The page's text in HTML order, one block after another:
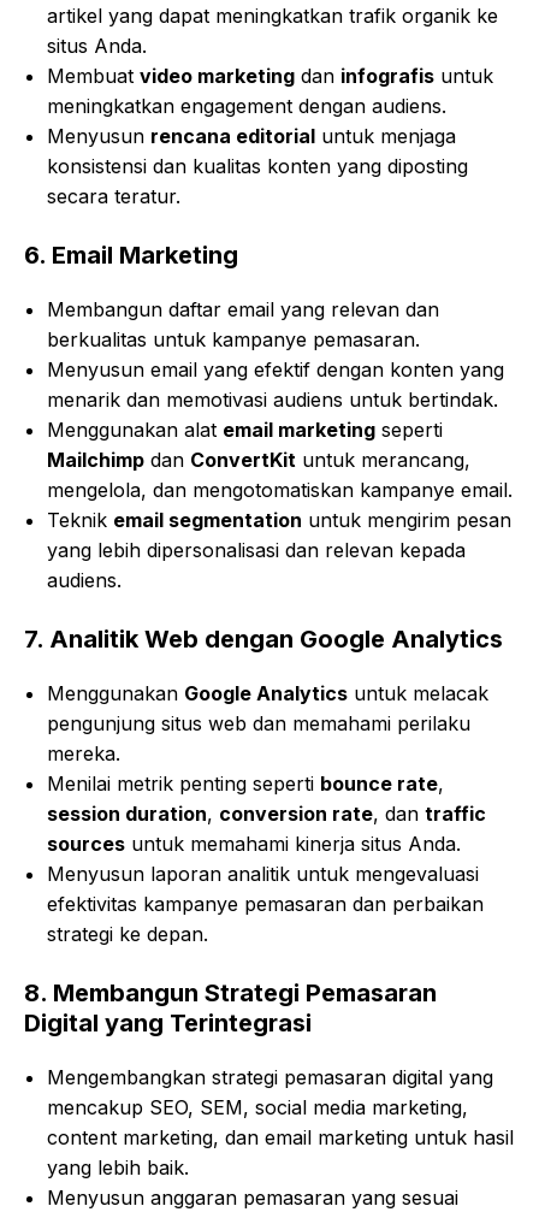
artikel yang dapat meningkatkan trafik organik ke
situs Anda.
Membuatvideo marketing dan infografis untuk
meningkatkan engagement dengan audiens.
Menyusun rencana editorial untuk menjaga
konsistensi dan kualitas konten yang diposting
secara teratur.
6. Email Marketing
Membangun daftar email yang relevan dan
berkualitas untuk kampanye pemasaran.
Menyusun email yang efektif dengan konten yang
menarik dan memotivasi audiens untuk bertindak.
Menggunakan alat email marketing seperti
Mailchimp dan ConvertKit untuk merancang,
mengelola, dan mengotomatiskan kampanye email.
Teknik email segmentation untuk mengirim pesan
yang lebih dipersonalisasi dan relevan kepada
audiens.
7. Analitik Web dengan Google Analytics
Menggunakan Google Analytics untuk melacak
pengunjung situs web dan memahami perilaku
mereka.
Menilai metrik penting seperti bounce rate,
session duration, conversion rate, dantraffic
sources untuk memahami kinerja situs Anda.
Menyusun laporan analitik untuk mengevaluasi
efektivitas kampanye pemasaran dan perbaikan
strategi ke depan.
8. Membangun Strategi Pemasaran
Digital yang Terintegrasi
Mengembangkan strategi pemasaran digital yang
mencakup SEO, SEM, social media marketing,
content marketing, dan email marketing untuk hasil
yang lebih baik.
Menyusun anggaran pemasaran yang sesuai